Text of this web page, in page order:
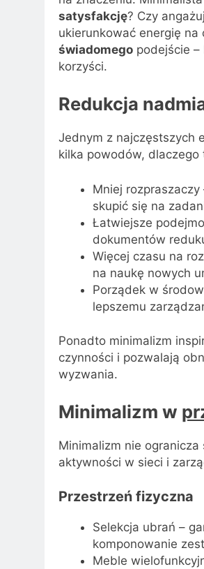
satysfakcję? Czy
ukierunkować energię
świadomego podejście
korzyści.
Redukcja
Jednym z najczęstszych
kilka powodów, dlaczego
Mniej
skupić się na
Łatwiejsze
dokumentów
Więcej czasu na
na naukę nowych
Porządek w
lepszemu
Ponadto minimalizm
czynności i pozwalają
wyzwania.
Minimalizm w
Minimalizm nie
aktywności w sieci i
Przestrzeń fizyczna
Selekcja ubrań –
komponowanie
Meble